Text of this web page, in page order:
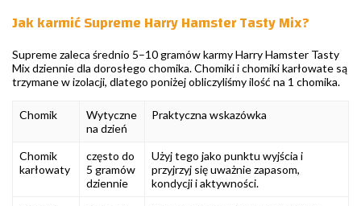
Jak karmić Supreme Harry Hamster Tasty Mix?
Supreme zaleca średnio 5–10 gramów karmy Harry Hamster Tasty
Mix dziennie dla dorosłego chomika. Chomiki i chomiki karłowate są
trzymane w izolacji, dlatego poniżej obliczyliśmy ilość na 1 chomika.
Chomik
Wytyczne
na dzień
Praktyczna wskazówka
Chomik
karłowaty
często do
5 gramów
dziennie
Użyj tego jako punktu wyjścia i
przyjrzyj się uważnie zapasom,
kondycji i aktywności.